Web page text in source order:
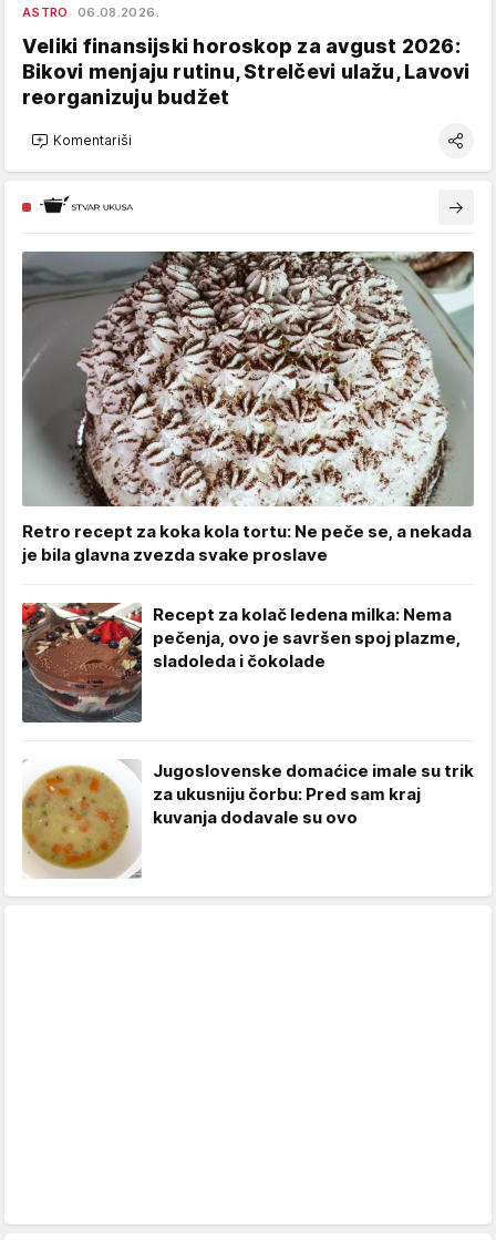
ASTRO 06.08.2026.
Veliki finansijski horoskop za avgust 2026:
Bikovi menjaju rutinu, Strelčevi ulažu, Lavovi
reorganizuju budžet
Komentariši
Retro recept za koka kola tortu: Ne peče se, a nekada
je bila glavna zvezda svake proslave
Recept za kolač ledena milka: Nema
pečenja, ovo je savršen spoj plazme,
sladoleda i čokolade
Jugoslovenske domaćice imale su trik
za ukusniju čorbu: Pred sam kraj
kuvanja dodavale su ovo